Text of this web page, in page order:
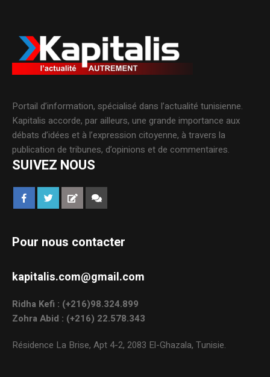
Portail d’information, spécialisé dans l’actualité tunisienne.
Kapitalis accorde, par ailleurs, une grande importance aux
débats d’idées et à l’expression citoyenne, à travers la
publication de tribunes, d’opinions et de commentaires.
SUIVEZ NOUS
Pour nous contacter
kapitalis.com@gmail.com
Ridha Kefi : (+216)98.324.899
Zohra Abid : (+216) 22.578.343
Résidence La Brise, Apt 4-2, 2083 El-Ghazala, Tunisie.